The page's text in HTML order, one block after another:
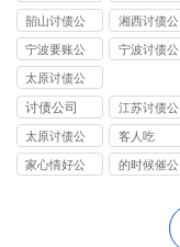
司
公司
韶山讨债公
司
湘西讨债公
司
宁波要账公
司
宁波讨债公
太原讨债公
司
讨债公司
江苏讨债公
司
太原讨债公
司
客人吃
家心情好公
的时候催公